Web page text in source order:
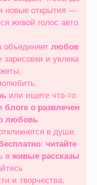
новые открытия —
живой голос авто
объединяет любов
зарисовки и увлека
или ищете что‑то
блоге о развлечен
любовь
в душе.
: читайте
в живые рассказы
и творчества.